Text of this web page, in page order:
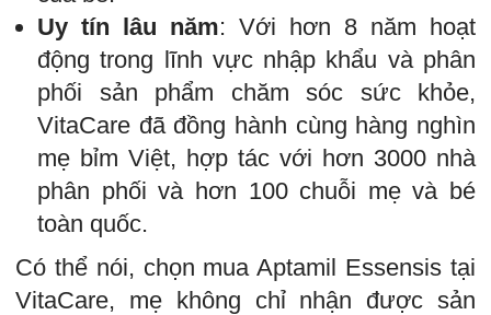
Uy tín lâu năm: Với hơn 8 năm hoạt
động trong lĩnh vực nhập khẩu và phân
phối sản phẩm chăm sóc sức khỏe,
VitaCare đã đồng hành cùng hàng nghìn
mẹ bỉm Việt, hợp tác với hơn 3000 nhà
phân phối và hơn 100 chuỗi mẹ và bé
toàn quốc.
Có thể nói, chọn mua Aptamil Essensis tại
VitaCare, mẹ không chỉ nhận được sản